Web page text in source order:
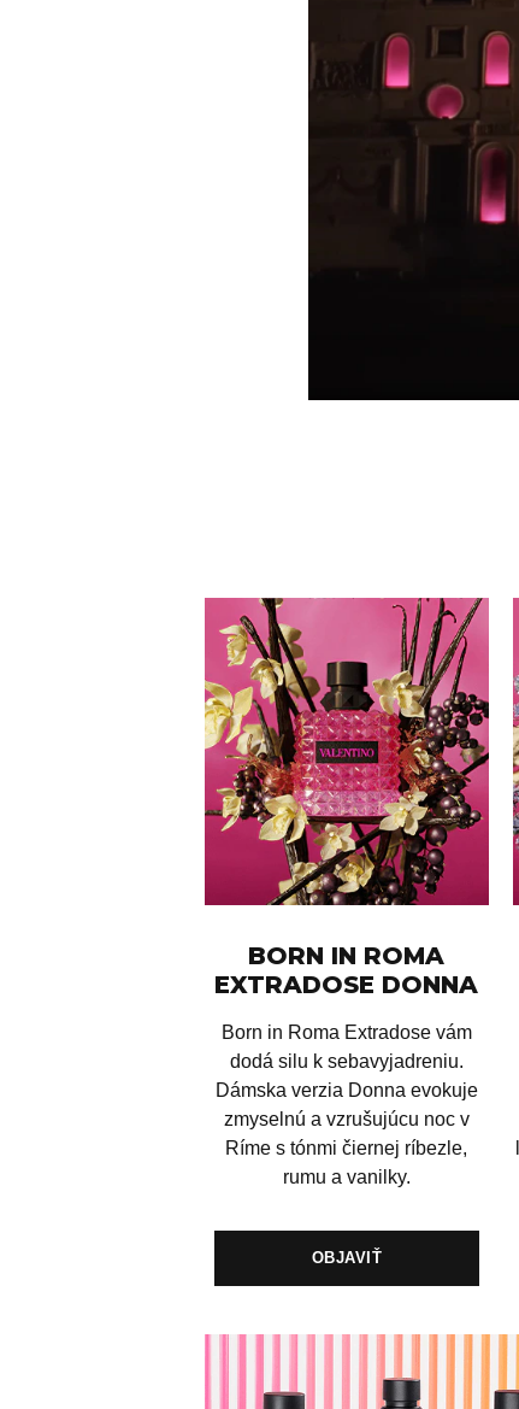
BORN IN ROMA
EXTRADOSE DONNA
Born in Roma Extradose vám
dodá silu k sebavyjadreniu.
Dámska verzia Donna evokuje
zmyselnú a vzrušujúcu noc v
Ríme s tónmi čiernej ríbezle,
rumu a vanilky.
OBJAVIŤ